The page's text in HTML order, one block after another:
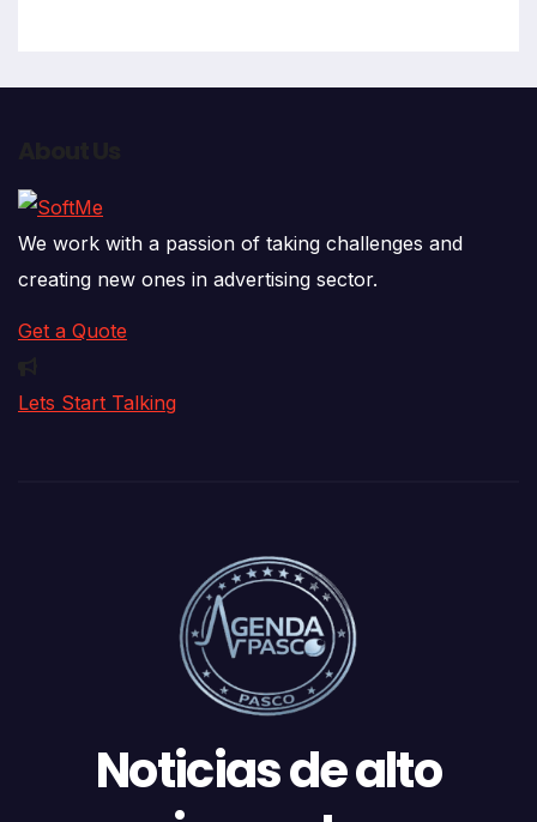
We work with a passion of taking challenges and
creating new ones in advertising sector.
Get a Quote
Lets Start Talking
Noticias de alto